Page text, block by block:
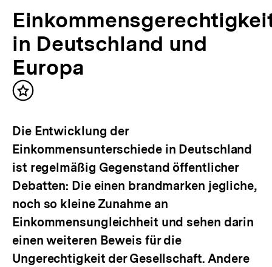
in Deutschland und
Europa
Inhalt
Die Entwicklung der
Einkommensunterschiede in Deutschland
ist regelmäßig Gegenstand öffentlicher
Debatten: Die einen brandmarken jegliche,
noch so kleine Zunahme an
Einkommensungleichheit und sehen darin
einen weiteren Beweis für die
Ungerechtigkeit der Gesellschaft. Andere